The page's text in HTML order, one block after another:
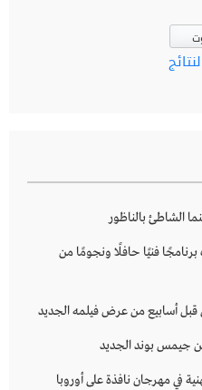
الشاطئ بالناظور
الأوداية 2026 يكشف برنامجًا فنيًا حافلًا ونجومًا من
قبل أسابيع من عرض فيلمه الجديد
جيمس بوند الجديد